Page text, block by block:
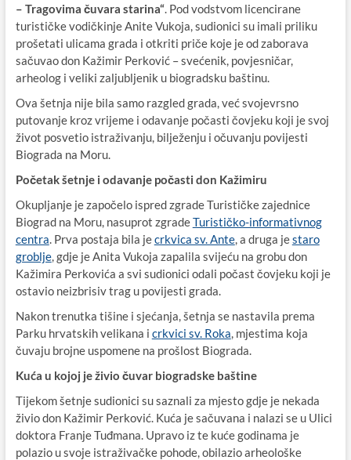
– Tragovima čuvara starina“. Pod vodstvom licencirane
turističke vodičkinje Anite Vukoja, sudionici su imali priliku
prošetati ulicama grada i otkriti priče koje je od zaborava
sačuvao don Kažimir Perković – svećenik, povjesničar,
arheolog i veliki zaljubljenik u biogradsku baštinu.
Ova šetnja nije bila samo razgled grada, već svojevrsno
putovanje kroz vrijeme i odavanje počasti čovjeku koji je svoj
život posvetio istraživanju, bilježenju i očuvanju povijesti
Biograda na Moru.
Početak šetnje i odavanje počasti don Kažimiru
Okupljanje je započelo ispred zgrade Turističke zajednice
Biograd na Moru, nasuprot zgradeTurističko-informativnog
centra. Prva postaja bila jecrkvica sv. Ante, a druga jestaro
groblje, gdje je Anita Vukoja zapalila svijeću na grobu don
Kažimira Perkovića a svi sudionici odali počast čovjeku koji je
ostavio neizbrisiv trag u povijesti grada.
Nakon trenutka tišine i sjećanja, šetnja se nastavila prema
Parku hrvatskih velikana i crkvici sv. Roka, mjestima koja
čuvaju brojne uspomene na prošlost Biograda.
Kuća u kojoj je živio čuvar biogradske baštine
Tijekom šetnje sudionici su saznali za mjesto gdje je nekada
živio don Kažimir Perković. Kuća je sačuvana i nalazi se u Ulici
doktora Franje Tuđmana. Upravo iz te kuće godinama je
polazio u svoje istraživačke pohode, obilazio arheološke